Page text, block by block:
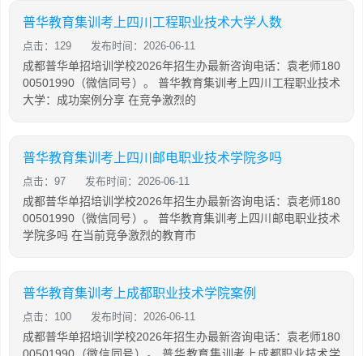
普华教育集训考上四川工程职业技术大学人数
点击：129 发布时间：2026-06-11
成都普华单招培训学校2026年招生办最新咨询电话：袁老师180
00501990（微信同号）。 普华教育集训考上四川工程职业技术
大学：成功案例分享 在竞争激烈的
普华教育集训考上四川邮电职业技术学院多吗
点击：97 发布时间：2026-06-11
成都普华单招培训学校2026年招生办最新咨询电话：袁老师180
00501990（微信同号）。 普华教育集训考上四川邮电职业技术
学院多吗 在当前竞争激烈的教育市
普华教育集训考上成都职业技术学院案例
点击：100 发布时间：2026-06-11
成都普华单招培训学校2026年招生办最新咨询电话：袁老师180